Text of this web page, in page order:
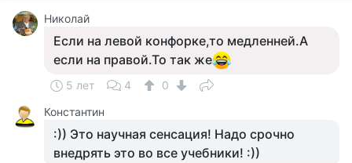
Николай
Если на левой конфорке,то медленней.А
если на правой.То так же
5 лет 4
0
Константин
:)) Это научная сенсация! Надо срочно
внедрять это во все учебники! :))